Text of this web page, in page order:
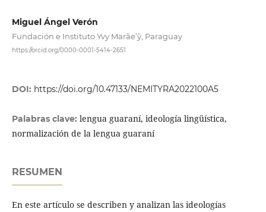
Miguel Ángel Verón
Fundación e Instituto Yvy Marãe’ỹ, Paraguay
https://orcid.org/0000-0001-5414-2651
DOI: https://doi.org/10.47133/NEMITYRA2022100A5
Palabras clave: lengua guaraní, ideología lingüística,
normalización de la lengua guaraní
RESUMEN
En este artículo se describen y analizan las ideologías